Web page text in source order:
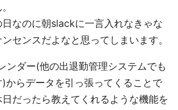
なのに朝slackに一言入れなきゃな
センスだよなと思ってしまいます。
ンダー(他の出退勤管理システムでも
からデータを引っ張ってくることで
だったら教えてくれるような機能を